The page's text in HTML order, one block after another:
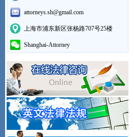
attorneys.sh@gmail.com
上海市浦东新区张杨路707号25楼
Shanghai-Attorney